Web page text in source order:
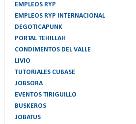
EMPLEOS RYP
EMPLEOS RYP INTERNACIONAL
DEGOTICAPUNK
PORTAL TEHILLAH
CONDIMENTOS DEL VALLE
LIVIO
TUTORIALES CUBASE
JOBSORA
EVENTOS TIRIGUILLO
BUSKEROS
JOBATUS